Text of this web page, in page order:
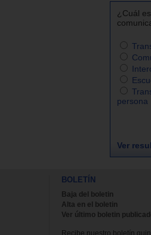
¿Cuál
persona
Ver
BOLETÍN
Baja del boletin
Alta en el boletin
Ver último boletin
Recibe nuestro boletín